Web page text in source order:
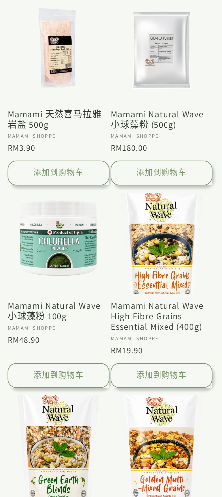
Mamami 天然喜马拉雅
岩盐 500g
厂
商：
MAMAMI SHOPPE
常
规
价
格
RM3.90
添加到购物车
Mamami Natural Wave
小球藻粉 (500g)
厂
商：
MAMAMI SHOPPE
常
规
价
格
RM180.00
添加到购物车
Mamami Natural Wave
小球藻粉 100g
厂
商：
MAMAMI SHOPPE
常
价
RM48.90
添加到购物车
Mamami Natural Wave
High Fibre Grains
Essential Mixed (400g)
厂
商：
MAMAMI SHOPPE
常
规
价
格
RM19.90
添加到购物车